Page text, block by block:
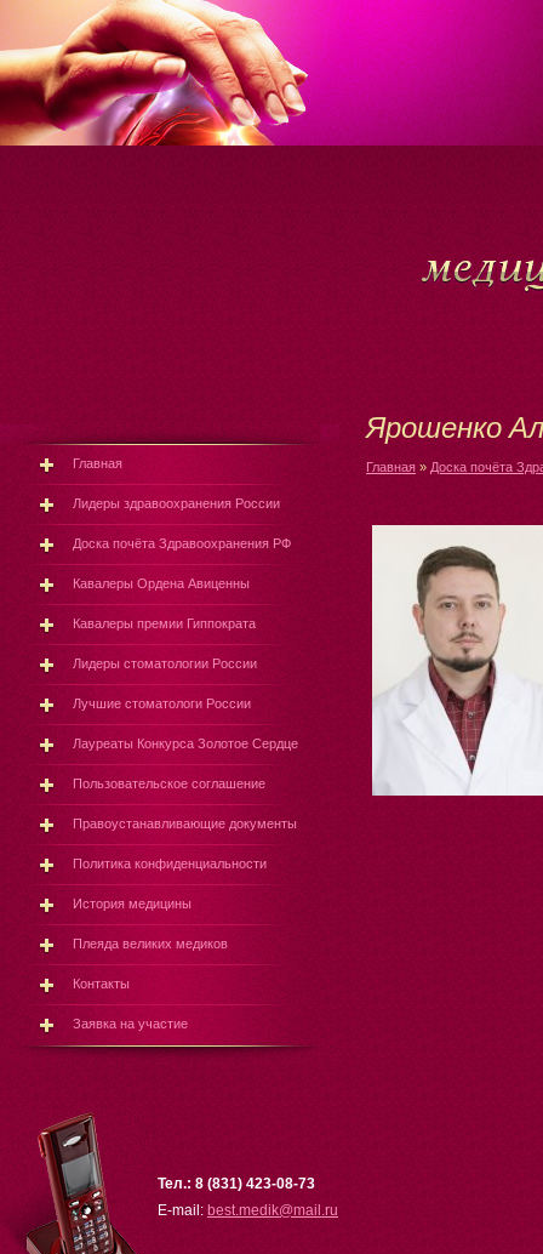
Ярошенко
Главная » Доска почёта
Главная
Лидеры здравоохранения России
Доска почёта Здравоохранения РФ
Кавалеры Ордена Авиценны
Кавалеры премии Гиппократа
Лидеры стоматологии России
Лучшие стоматологи России
Лауреаты Конкурса Золотое Сердце
Пользовательское соглашение
Правоустанавливающие документы
Политика конфиденциальности
История медицины
Плеяда великих медиков
Контакты
Заявка на участие
Тел.: 8 (831) 423-08-73
E-mail: best.medik@mail.ru